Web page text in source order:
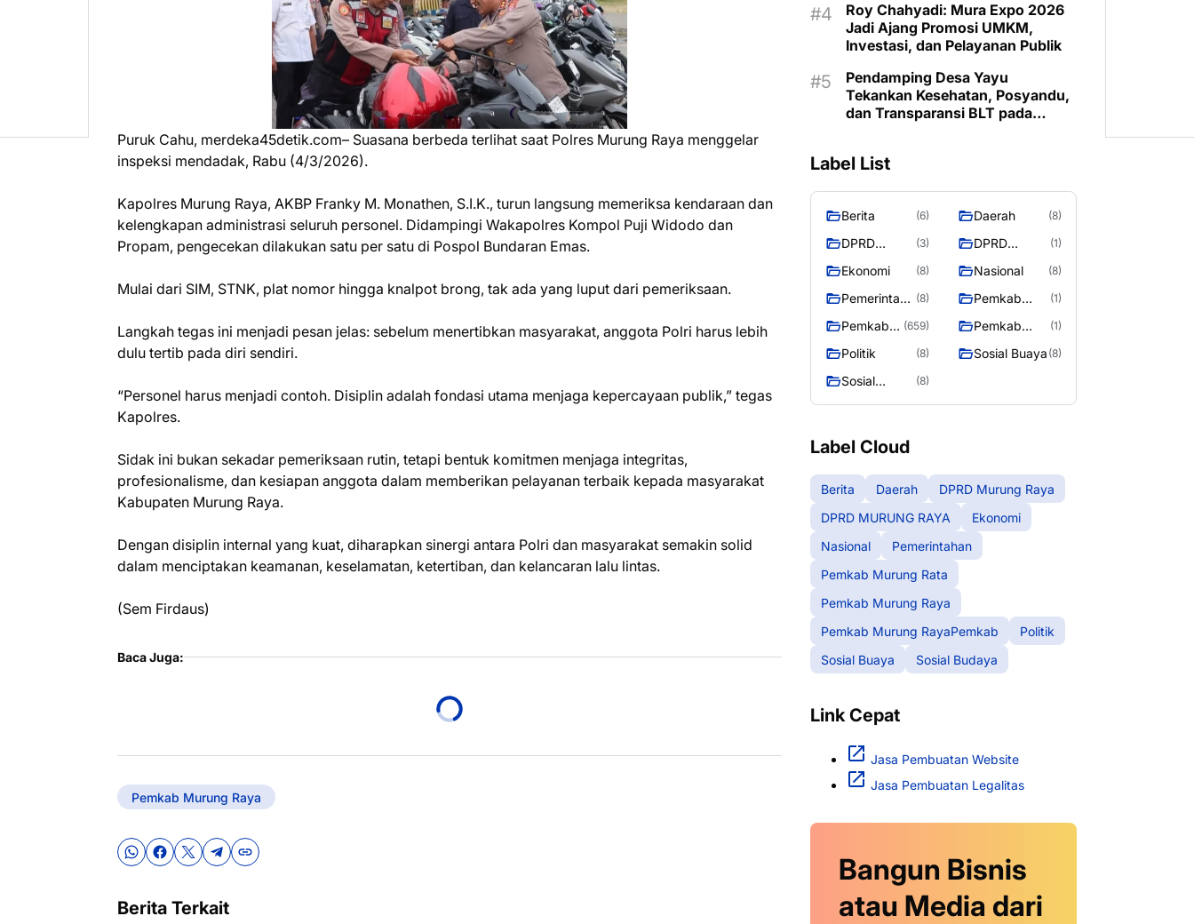
Puruk Cahu, merdeka45detik.com– Suasana berbeda terlihat saat Polres Murung Raya menggelar
inspeksi mendadak, Rabu (4/3/2026).
Kapolres Murung Raya, AKBP Franky M. Monathen, S.I.K., turun langsung memeriksa kendaraan dan
kelengkapan administrasi seluruh personel. Didampingi Wakapolres Kompol Puji Widodo dan
Propam, pengecekan dilakukan satu per satu di Pospol Bundaran Emas.
Mulai dari SIM, STNK, plat nomor hingga knalpot brong, tak ada yang luput dari pemeriksaan.
Langkah tegas ini menjadi pesan jelas: sebelum menertibkan masyarakat, anggota Polri harus lebih
dulu tertib pada diri sendiri.
“Personel harus menjadi contoh. Disiplin adalah fondasi utama menjaga kepercayaan publik,” tegas
Kapolres.
Sidak ini bukan sekadar pemeriksaan rutin, tetapi bentuk komitmen menjaga integritas,
profesionalisme, dan kesiapan anggota dalam memberikan pelayanan terbaik kepada masyarakat
Kabupaten Murung Raya.
Dengan disiplin internal yang kuat, diharapkan sinergi antara Polri dan masyarakat semakin solid
dalam menciptakan keamanan, keselamatan, ketertiban, dan kelancaran lalu lintas.
(Sem Firdaus)
Baca Juga:
Pemkab Murung Raya
Berita Terkait
Roy Chahyadi: Mura Expo 2026
Jadi Ajang Promosi UMKM,
Investasi, dan Pelayanan Publik
Pendamping Desa Yayu
Tekankan Kesehatan, Posyandu,
dan Transparansi BLT pada
Label List
Berita (6) Daerah (8)
DPRD
Raya
(3)
DPRD
RAYA
(1)
Ekonomi (8) Nasional (8)
Pemerintaha (8)
Pemkab
(1)
Pemkab
Raya
(659)
Pemkab
RayaPemka
(1)
Politik (8) Sosial Buaya (8)
Sosial
(8)
Label Cloud
Berita Daerah
DPRD Murung Raya
DPRD MURUNG RAYA
Ekonomi
Nasional
Pemerintahan
Pemkab Murung Rata
Pemkab Murung Raya
Pemkab Murung RayaPemkab
Politik
Sosial Buaya
Sosial Budaya
Link Cepat
Jasa Pembuatan Website
Jasa Pembuatan Legalitas
Bangun Bisnis
atau Media dari